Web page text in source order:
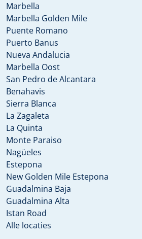
Marbella
Marbella Golden Mile
Puente Romano
Puerto Banus
Nueva Andalucia
Marbella Oost
San Pedro de Alcantara
Benahavis
Sierra Blanca
La Zagaleta
La Quinta
Monte Paraiso
Nagüeles
Estepona
New Golden Mile Estepona
Guadalmina Baja
Guadalmina Alta
Istan Road
Alle locaties